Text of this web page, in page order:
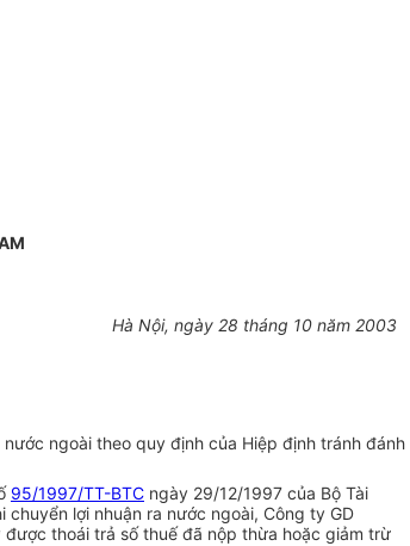
Hà Nội, ngày 28 tháng 10 năm 2003
ngoài theo quy định của Hiệp định tránh đánh
95/1997/TT-BTC ngày 29/12/1997 của Bộ Tài
lợi nhuận ra nước ngoài, Công ty GD
thoái trả số thuế đã nộp thừa hoặc giảm trừ